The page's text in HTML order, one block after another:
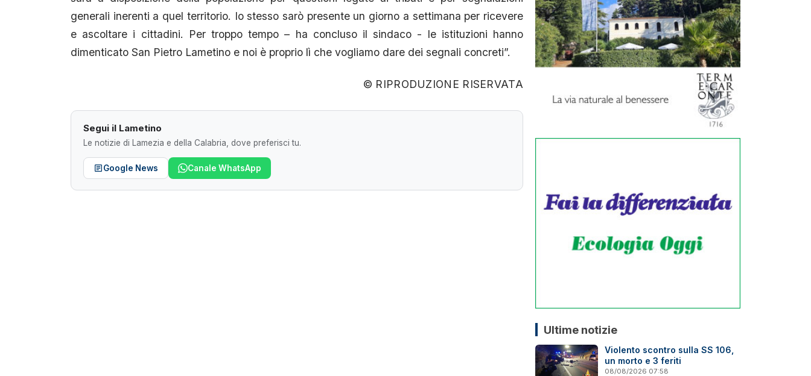
generali inerenti a quel territorio. Io stesso sarò presente un giorno a settimana per ricevere
e ascoltare i cittadini. Per troppo tempo – ha concluso il sindaco - le istituzioni hanno
dimenticato San Pietro Lametino e noi è proprio lì che vogliamo dare dei segnali concreti”.
© RIPRODUZIONE RISERVATA
Segui il Lametino
Le notizie di Lamezia e della Calabria, dove preferisci tu.
Google News Canale WhatsApp
Ultime notizie
Violento scontro sulla SS 106,
un morto e 3 feriti
08/08/2026 07:58